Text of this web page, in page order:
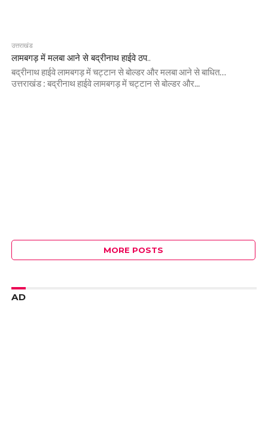
उत्तराखंड
लामबगड़ में मलबा आने से बद्रीनाथ हाईवे ठप..
बद्रीनाथ हाईवे लामबगड़ में चट्टान से बोल्डर और मलबा आने से बाधित…
उत्तराखंड : बद्रीनाथ हाईवे लामबगड़ में चट्टान से बोल्डर और...
MORE POSTS
AD